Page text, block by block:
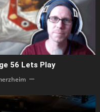
56 Lets Play